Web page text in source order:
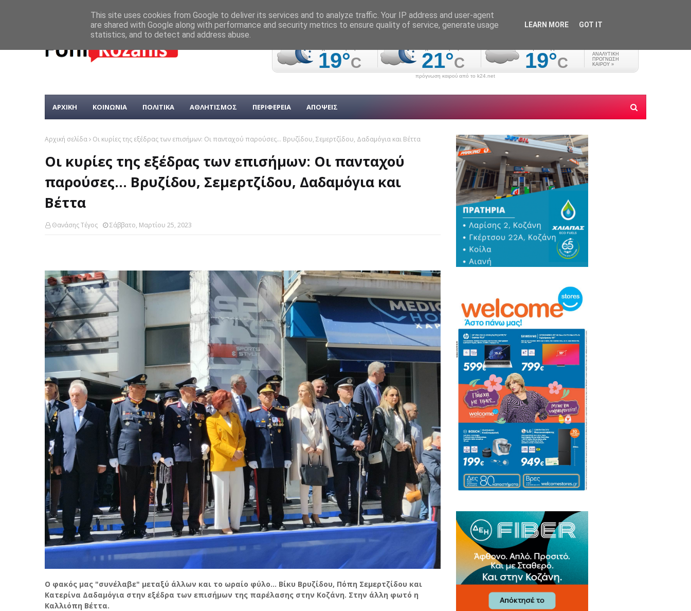
πρόγνωση καιρού από το k24.net
ΑΡΧΙΚΗ ΚΟΙΝΩΝΙΑ ΠΟΛΙΤΙΚΑ ΑΘΛΗΤΙΣΜΟΣ ΠΕΡΙΦΕΡΕΙΑ ΑΠΟΨΕΙΣ
Αρχική σελίδα Οι κυρίες της εξέδρας των επισήμων: Οι πανταχού παρούσες... Βρυζίδου, Σεμερτζίδου, Δαδαμόγια και Βέττα
Οι κυρίες της εξέδρας των επισήμων: Οι πανταχού
παρούσες... Βρυζίδου, Σεμερτζίδου, Δαδαμόγια και
Βέττα
Θανάσης Τέγος Σάββατο, Μαρτίου 25, 2023
Ο φακός μας "συνέλαβε" μεταξύ άλλων και το ωραίο φύλο... Βίκυ Βρυζίδου, Πόπη Σεμερτζίδου και
Κατερίνα Δαδαμόγια στην εξέδρα των επισήμων της παρέλασης στην Κοζάνη. Στην άλλη φωτό η
Καλλιόπη Βέττα.
This site uses cookies from Google to deliver its services and to analyze traffic. Your IP address and user-agent
are shared with Google along with performance and security metrics to ensure quality of service, generate usage
statistics, and to detect and address abuse.
LEARN MORE GOT IT